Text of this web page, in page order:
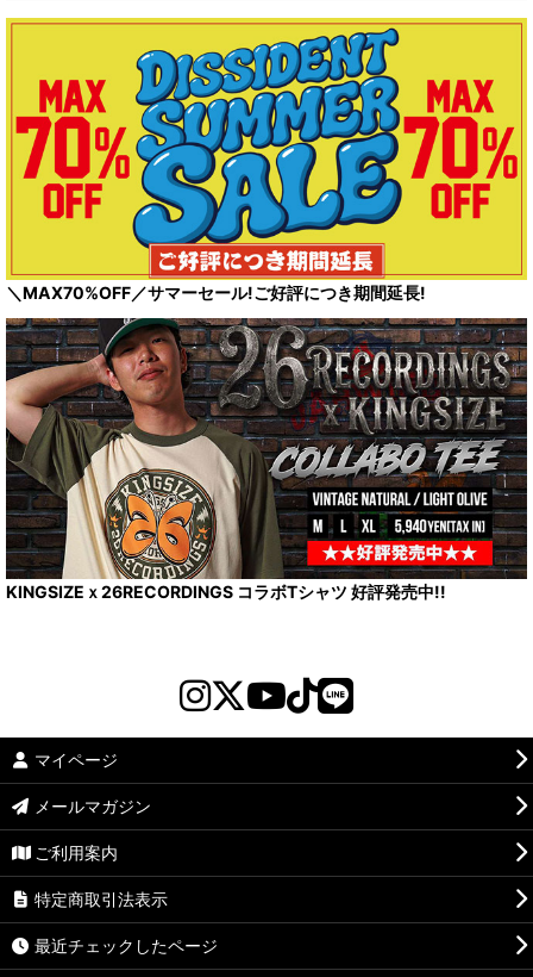
＼MAX70%OFF／サマーセール!ご好評につき期間延長!
KINGSIZEｘ26RECORDINGS コラボTシャツ 好評発売中!!
マイページ
メールマガジン
ご利用案内
特定商取引法表示
最近チェックしたページ